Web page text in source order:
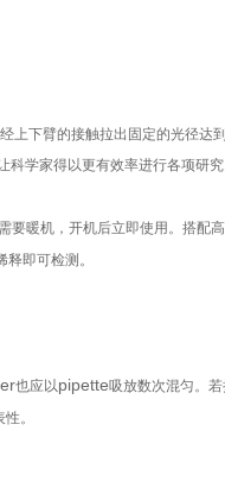
上下臂的接触拉出固定的光径达
学家得以更有效率进行各项研究
要暖机，开机后立即使用。搭配
即可检测。
也应以pipette吸放数次混匀。
。